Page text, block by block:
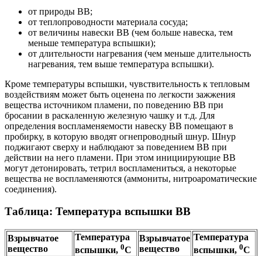
от природы ВВ;
от теплопроводности материала сосуда;
от величины навески ВВ (чем больше навеска, тем
меньше температура вспышки);
от длительности нагревания (чем меньше длительность
нагревания, тем выше температура вспышки).
Кроме температуры вспышки, чувствительность к тепловым
воздействиям может быть оценена по легкости зажжения
вещества источником пламени, по поведению ВВ при
бросании в раскаленную железную чашку и т.д. Для
определения воспламеняемости навеску ВВ помещают в
пробирку, в которую вводят огнепроводный шнур. Шнур
поджигают сверху и наблюдают за поведением ВВ при
действии на него пламени. При этом инициирующие ВВ
могут детонировать, тетрил воспламениться, а некоторые
вещества не воспламеняются (аммониты, нитроароматические
соединения).
Таблица: Температура вспышки ВВ
Взрывчатое
вещество
Температура
вспышки, 0С
Взрывчатое
вещество
Температура
вспышки, 0С